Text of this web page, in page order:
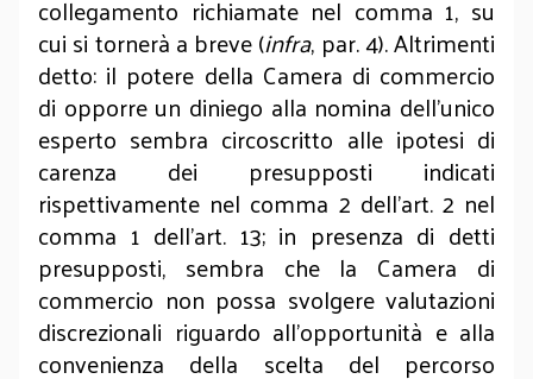
collegamento richiamate nel comma 1, su
cui si tornerà a breve (infra, par. 4). Altrimenti
detto: il potere della Camera di commercio
di opporre un diniego alla nomina dell’unico
esperto sembra circoscritto alle ipotesi di
carenza dei presupposti indicati
rispettivamente nel comma 2 dell’art. 2 nel
comma 1 dell’art. 13; in presenza di detti
presupposti, sembra che la Camera di
commercio non possa svolgere valutazioni
discrezionali riguardo all’opportunità e alla
convenienza della scelta del percorso